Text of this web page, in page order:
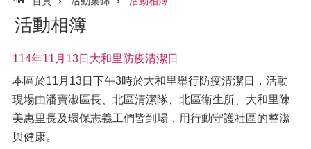
活動相簿
114年11月13日大和里防疫清潔日
本區於11月13日下午3時於大和里舉行防疫清潔日，活動
現場由潘寶淑區長、北區清潔隊、北區衛生所、大和里陳
美惠里長及環保志義工們皆到場，用行動守護社區的整潔
與健康。